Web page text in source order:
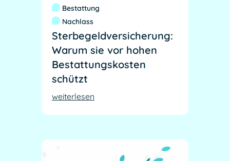
Bestattung
Nachlass
Sterbegeldversicherung:
Warum sie vor hohen
Bestattungskosten
schützt
weiterlesen